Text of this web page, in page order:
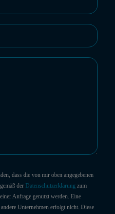
dass die von mir oben angegebenen
der Datenschutzerklärung zum
Anfrage genutzt werden. Eine
Unternehmen erfolgt nicht. Diese